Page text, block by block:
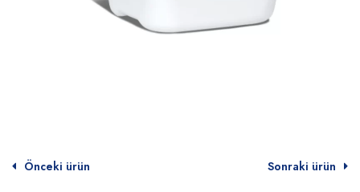
Önceki ürün Sonraki ürün